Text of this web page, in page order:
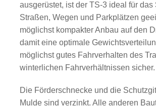
ausgerüstet, ist der TS-3 ideal für das
Straßen, Wegen und Parkplätzen
möglichst kompakter Anbau auf den
damit eine optimale
möglichst gutes Fahrverhalten des
winterlichen Fahrverhältnissen sicher.
Die Förderschnecke und die
Mulde sind verzinkt. Alle anderen